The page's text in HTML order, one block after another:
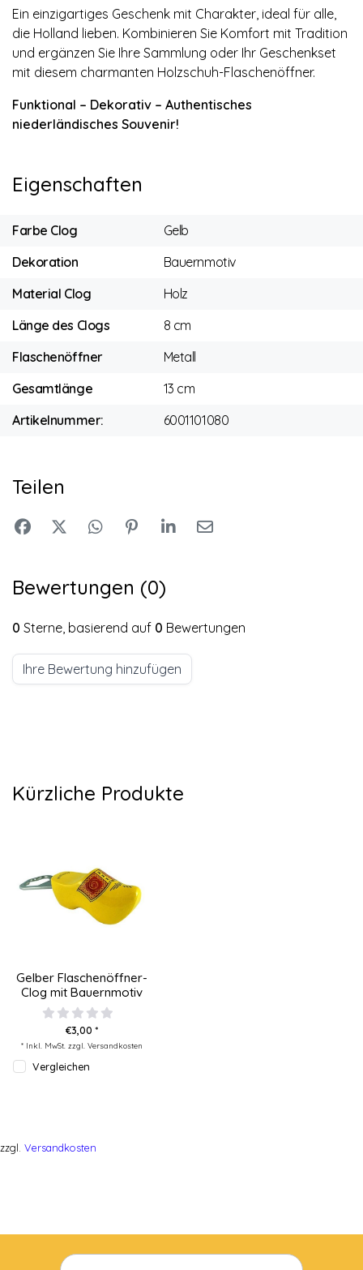
Ein einzigartiges Geschenk mit Charakter, ideal für alle,
die Holland lieben. Kombinieren Sie Komfort mit Tradition
und ergänzen Sie Ihre Sammlung oder Ihr Geschenkset
mit diesem charmanten Holzschuh-Flaschenöffner.
Funktional – Dekorativ – Authentisches
niederländisches Souvenir!
Eigenschaften
Farbe Clog
Gelb
Dekoration
Bauernmotiv
Material Clog
Holz
Länge des Clogs
8 cm
Flaschenöffner
Metall
Gesamtlänge
13 cm
Artikelnummer:
6001101080
Teilen
Bewertungen (0)
0 Sterne, basierend auf 0 Bewertungen
Ihre Bewertung hinzufügen
Kürzliche Produkte
Gelber Flaschenöffner-
Clog mit Bauernmotiv
€3,00 *
* Inkl. MwSt. zzgl. Versandkosten
Vergleichen
zzgl. Versandkosten